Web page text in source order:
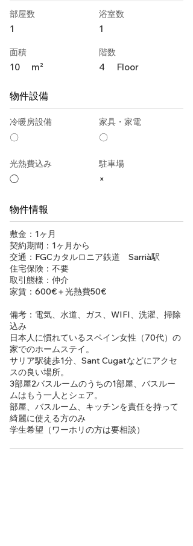
部屋数
1
面積
10 m²
浴室数
1
階数
4 Floor
物件設備
冷暖房設備
〇
家具・家電
〇
光熱費込み
◯
駐車場
×
物件情報
敷金：1ヶ月
契約期間：1ヶ月から
交通：FGCカタルロニア鉄道 Sarrià駅
住宅保険：不要
取引態様：仲介
家賃：600€＋光熱費50€
備考：電気、水道、ガス、WIFI、洗濯、掃除
込み
日本人に慣れているスペイン女性（70代）の
家でのホームステイ。
サリア駅徒歩1分、Sant Cugatなどにアクセ
スの良い場所。
3部屋2バスルームのうちの1部屋、バスルー
ムはもう一人とシェア。
部屋、バスルーム、キッチンを責任を持って
綺麗に使える方のみ
学生希望（ワーホリの方は要相談）